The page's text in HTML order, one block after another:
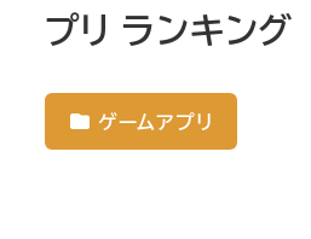
プリ ランキング
ゲームアプリ